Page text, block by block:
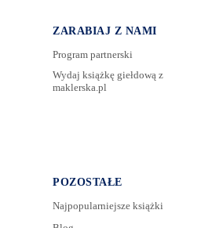
ZARABIAJ Z NAMI
Program partnerski
Wydaj książkę giełdową z
maklerska.pl
POZOSTAŁE
Najpopularniejsze książki